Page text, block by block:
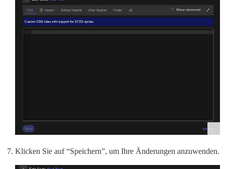
Klicken Sie auf “Speichern”, um Ihre Änderungen anzuwenden.